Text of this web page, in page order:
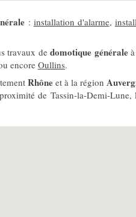
: installation d'alarme,
travaux dedomotique généraleà
encore Oullins.
Rhôneet à la région
de Tassin-la-Demi-Lune,